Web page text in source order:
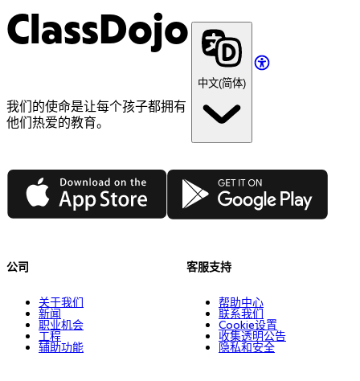
ClassDojo
我们的使命是让每个孩子都拥有
他们热爱的教育。
中文(简体)
App Store Google Play
公司
关于我们
新闻
职业机会
工程
辅助功能
客服支持
帮助中心
联系我们
Cookie设置
收集透明公告
隐私和安全